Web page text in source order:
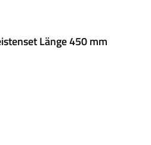
Länge 450 mm